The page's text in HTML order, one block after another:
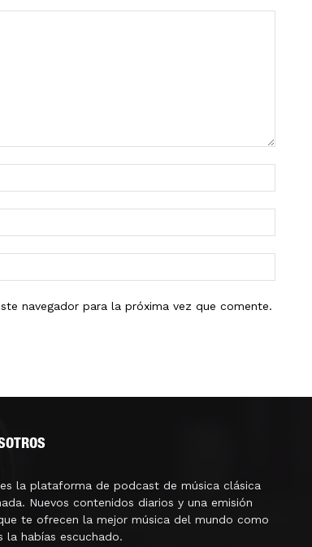
navegador para la próxima vez que comente.
la plataforma de podcast de música clásica
Nuevos contenidos diarios y una emisión
te ofrecen la mejor música del mundo como
la habías escuchado.